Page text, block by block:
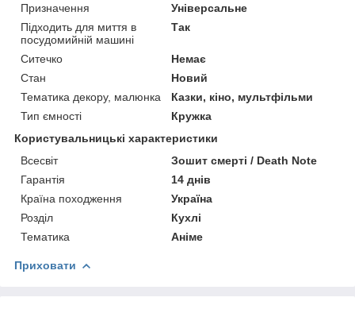
Призначення
Універсальне
Підходить для миття в
посудомийній машині
Так
Ситечко
Немає
Стан
Новий
Тематика декору, малюнка
Казки, кіно, мультфільми
Тип ємності
Кружка
Користувальницькі характеристики
Всесвіт
Зошит смерті / Death Note
Гарантія
14 днів
Країна походження
Україна
Розділ
Кухлі
Тематика
Аніме
Приховати